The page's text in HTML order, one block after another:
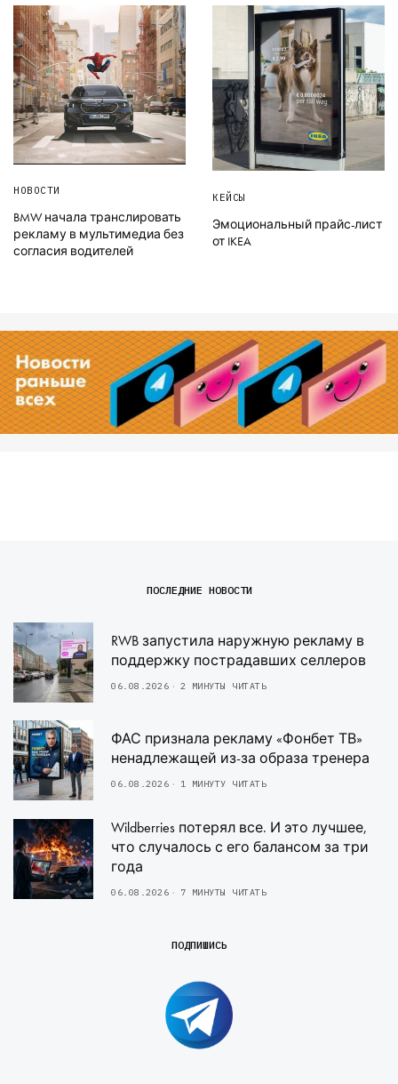
НОВОСТИ
BMW начала транслировать
рекламу в мультимедиа без
согласия водителей
КЕЙСЫ
Эмоциональный прайс-лист
от IKEA
ПОСЛЕДНИЕ НОВОСТИ
RWB запустила наружную рекламу в
поддержку пострадавших селлеров
06.08.2026 2 МИНУТЫ ЧИТАТЬ
ФАС признала рекламу «Фонбет ТВ»
ненадлежащей из-за образа тренера
06.08.2026 1 МИНУТУ ЧИТАТЬ
Wildberries потерял все. И это лучшее,
что случалось с его балансом за три
года
06.08.2026 7 МИНУТЫ ЧИТАТЬ
ПОДПИШИСЬ